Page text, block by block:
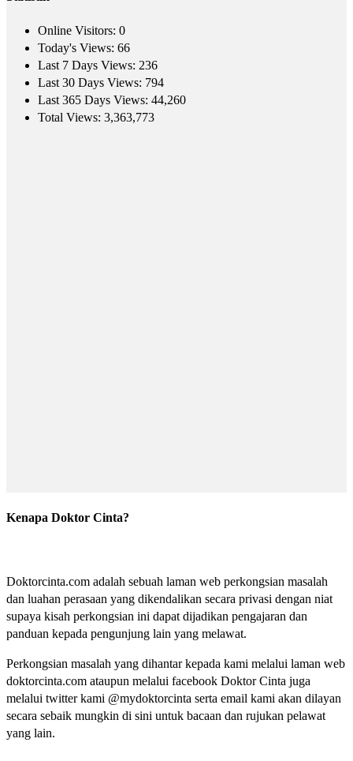
Online Visitors: 0
Today's Views: 66
Last 7 Days Views: 236
Last 30 Days Views: 794
Last 365 Days Views: 44,260
Total Views: 3,363,773
Kenapa Doktor Cinta?
Doktorcinta.com adalah sebuah laman web perkongsian masalah
dan luahan perasaan yang dikendalikan secara privasi dengan niat
supaya kisah perkongsian ini dapat dijadikan pengajaran dan
panduan kepada pengunjung lain yang melawat.
Perkongsian masalah yang dihantar kepada kami melalui laman web
doktorcinta.com ataupun melalui facebook Doktor Cinta juga
melalui twitter kami @mydoktorcinta serta email kami akan dilayan
secara sebaik mungkin di sini untuk bacaan dan rujukan pelawat
yang lain.